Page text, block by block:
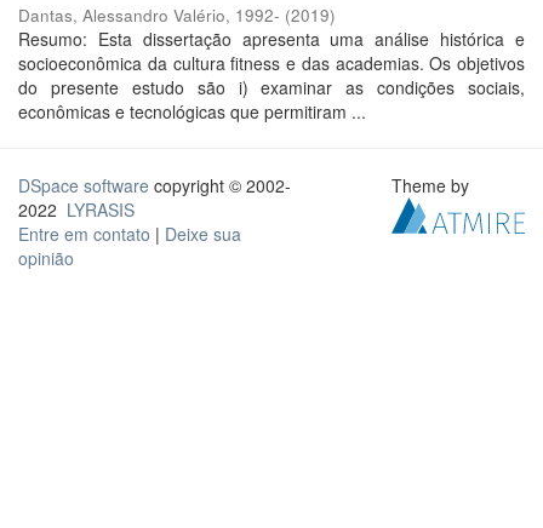
Dantas, Alessandro Valério, 1992- (2019)
Resumo: Esta dissertação apresenta uma análise histórica e
socioeconômica da cultura fitness e das academias. Os objetivos
do presente estudo são i) examinar as condições sociais,
econômicas e tecnológicas que permitiram ...
DSpace software copyright © 2002-
2022 LYRASIS
Entre em contato | Deixe sua
opinião
Theme by